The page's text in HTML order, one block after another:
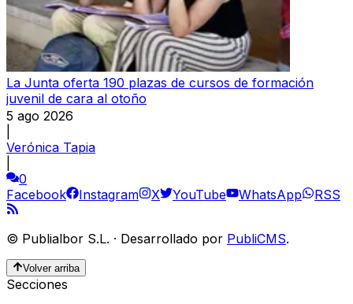
La Junta oferta 190 plazas de cursos de formación
juvenil de cara al otoño
5 ago 2026
Verónica Tapia
0
Facebook
Instagram X YouTube WhatsApp RSS
© Publialbor S.L. · Desarrollado por PubliCMS.
Volver arriba
Secciones